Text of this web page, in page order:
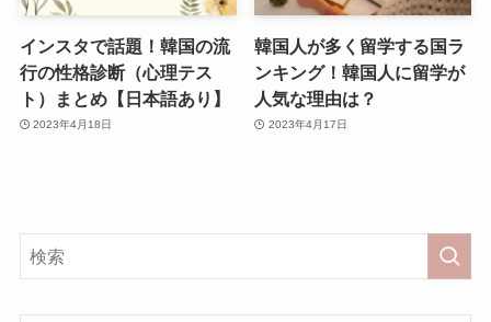
インスタで話題！韓国の流
行の性格診断（心理テス
ト）まとめ【日本語あり】
2023年4月18日
韓国人が多く留学する国ラ
ンキング！韓国人に留学が
人気な理由は？
2023年4月17日